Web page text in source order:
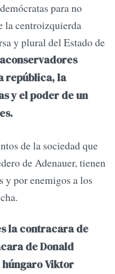
para no
la centroizquierda
y plural del Estado de
república, la
y el poder de un
de la sociedad que
de Adenauer, tienen
y por enemigos a los
la contracara de
de Donald
Viktor